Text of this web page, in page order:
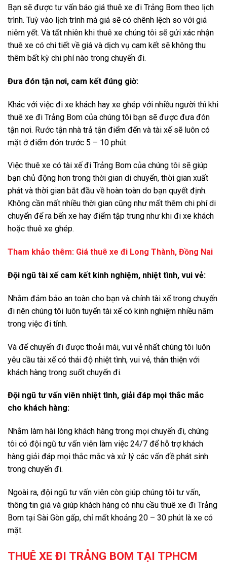
Bạn sẽ được tư vấn báo giá thuê xe đi Trảng Bom theo lịch
trình. Tuỳ vào lịch trình mà giá sẽ có chênh lệch so với giá
niêm yết. Và tất nhiên khi thuê xe chúng tôi sẽ gửi xác nhận
thuê xe có chi tiết về giá và dịch vụ cam kết sẽ không thu
thêm bất kỳ chi phí nào trong chuyến đi.
Đưa đón tận nơi, cam kết đúng giờ:
Khác với việc đi xe khách hay xe ghép với nhiều người thì khi
thuê xe đi Trảng Bom của chúng tôi bạn sẽ được đưa đón
tận nơi. Rước tận nhà trả tận điểm đến và tài xế sẽ luôn có
mặt ở điểm đón trước 5 – 10 phút.
Việc thuê xe có tài xế đi Trảng Bom của chúng tôi sẽ giúp
bạn chủ động hơn trong thời gian di chuyển, thời gian xuất
phát và thời gian bắt đầu về hoàn toàn do bạn quyết định.
Không cần mất nhiều thời gian cũng như mất thêm chi phí di
chuyển để ra bến xe hay điểm tập trung như khi đi xe khách
hoặc thuê xe ghép.
Tham khảo thêm: Giá thuê xe đi Long Thành, Đồng Nai
Đội ngũ tài xế cam kết kinh nghiệm, nhiệt tình, vui vẻ:
Nhằm đảm bảo an toàn cho bạn và chính tài xế trong chuyến
đi nên chúng tôi luôn tuyển tài xế có kinh nghiệm nhiều năm
trong việc đi tỉnh.
Và để chuyến đi được thoải mái, vui vẻ nhất chúng tôi luôn
yêu cầu tài xế có thái độ nhiệt tình, vui vẻ, thân thiện với
khách hàng trong suốt chuyến đi.
Đội ngũ tư vấn viên nhiệt tình, giải đáp mọi thắc mắc
cho khách hàng:
Nhằm làm hài lòng khách hàng trong mọi chuyến đi, chúng
tôi có đội ngũ tư vấn viên làm việc 24/7 để hỗ trợ khách
hàng giải đáp mọi thắc mắc và xử lý các vấn đề phát sinh
trong chuyến đi.
Ngoài ra, đội ngũ tư vấn viên còn giúp chúng tôi tư vấn,
thông tin giá và giúp khách hàng có nhu cầu thuê xe đi Trảng
Bom tại Sài Gòn gấp, chỉ mất khoảng 20 – 30 phút là xe có
mặt.
THUÊ XE ĐI TRẢNG BOM TẠI TPHCM